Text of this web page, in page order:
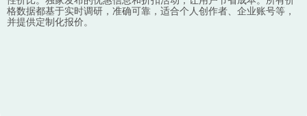
格数据都基于实时调研，准确可靠，适合个人创作者、企业账号等，
并提供定制化报价。